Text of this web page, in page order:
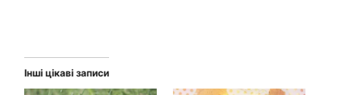
Інші цікаві записи